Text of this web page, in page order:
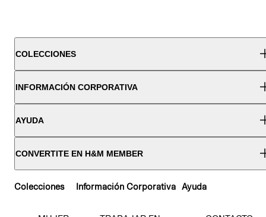
COLECCIONES
INFORMACIÓN CORPORATIVA
AYUDA
CONVERTITE EN H&M MEMBER
Colecciones Información Corporativa Ayuda